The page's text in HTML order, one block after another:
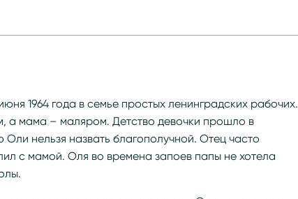
1964 года в семье простых ленинградских рабочих.
а мама – маляром. Детство девочки прошло в
нельзя назвать благополучной. Отец часто
с мамой. Оля во времена запоев папы не хотела